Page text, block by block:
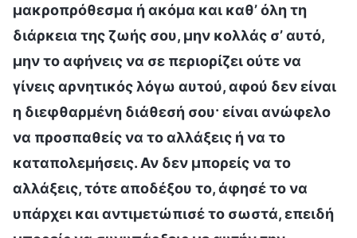
μακροπρόθεσμα ή ακόμα και καθ’ όλη τη
διάρκεια της ζωής σου, μην κολλάς σ’ αυτό,
μην το αφήνεις να σε περιορίζει ούτε να
γίνεις αρνητικός λόγω αυτού, αφού δεν είναι
η διεφθαρμένη διάθεσή σου· είναι ανώφελο
να προσπαθείς να το αλλάξεις ή να το
καταπολεμήσεις. Αν δεν μπορείς να το
αλλάξεις, τότε αποδέξου το, άφησέ το να
υπάρχει και αντιμετώπισέ το σωστά, επειδή